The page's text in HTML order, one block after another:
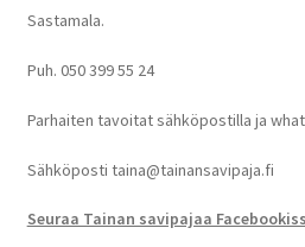
Sastamala.
Puh. 050 399 55 24
Parhaiten tavoitat sähköpostilla ja
Sähköposti taina@tainansavipaja.fi
Seuraa Tainan savipajaa